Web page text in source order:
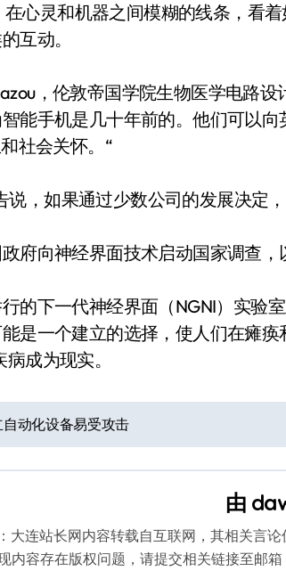
在心灵和机器之间模糊的线条，看
互动。
，伦敦帝国学院生物医学电路
能手机是几十年前的。他们可以
社会关怀。“
说，如果通过少数公司的发展决定
府向神经界面技术启动国家调查，
的下一代神经界面（NGNI）实验
是一个建立的选择，使人们在瘫
成为现实。
自动化设备易受攻击
由
大连站长网内容转载自互联网，其相关言
内容存在版权问题，请提交相关链接至邮